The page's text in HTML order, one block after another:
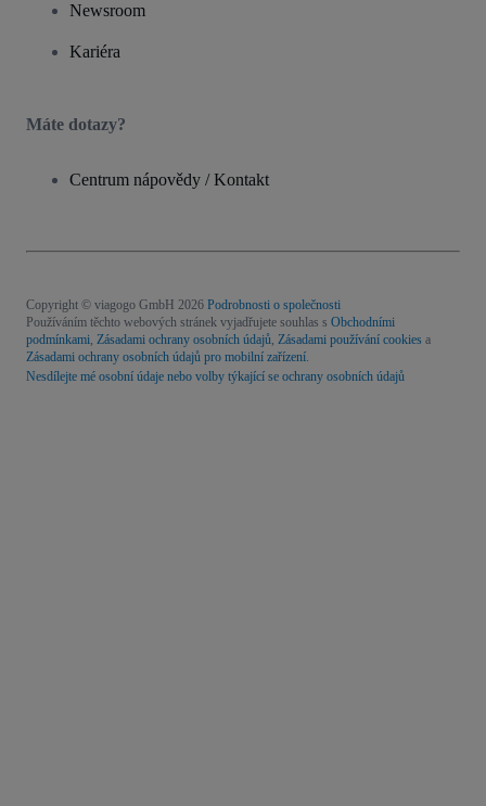
Newsroom
Kariéra
Máte dotazy?
Centrum nápovědy / Kontakt
Copyright © viagogo GmbH 2026 Podrobnosti o společnosti
Používáním těchto webových stránek vyjadřujete souhlas s Obchodními
podmínkami, Zásadami ochrany osobních údajů, Zásadami používání cookies a
Zásadami ochrany osobních údajů pro mobilní zařízení.
Nesdílejte mé osobní údaje nebo volby týkající se ochrany osobních údajů